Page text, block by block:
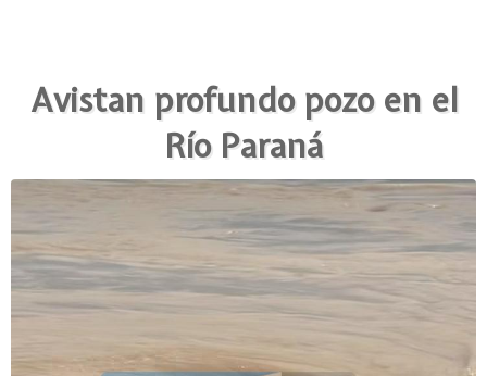
Avistan profundo pozo en el
Río Paraná